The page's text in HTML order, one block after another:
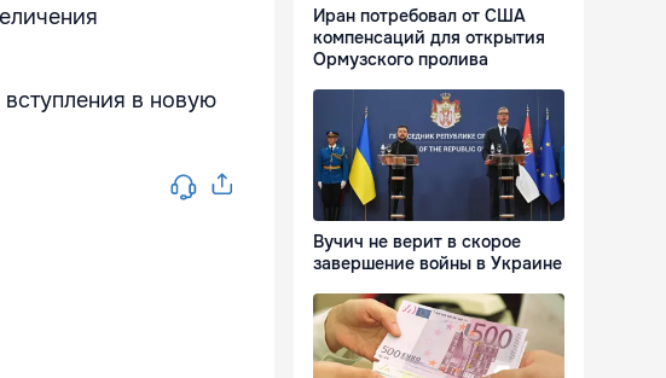
в новую
Иран потребовал от США
компенсаций для открытия
Ормузского пролива
Вучич не верит в скорое
завершение войны в Украине